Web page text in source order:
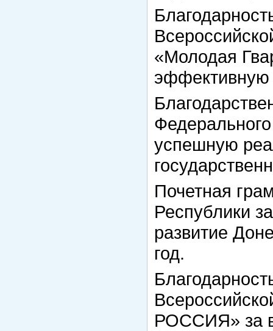
«Молодая
эффективную
успешную
Почетная
Республики
развитие
год.
РОССИЯ» за